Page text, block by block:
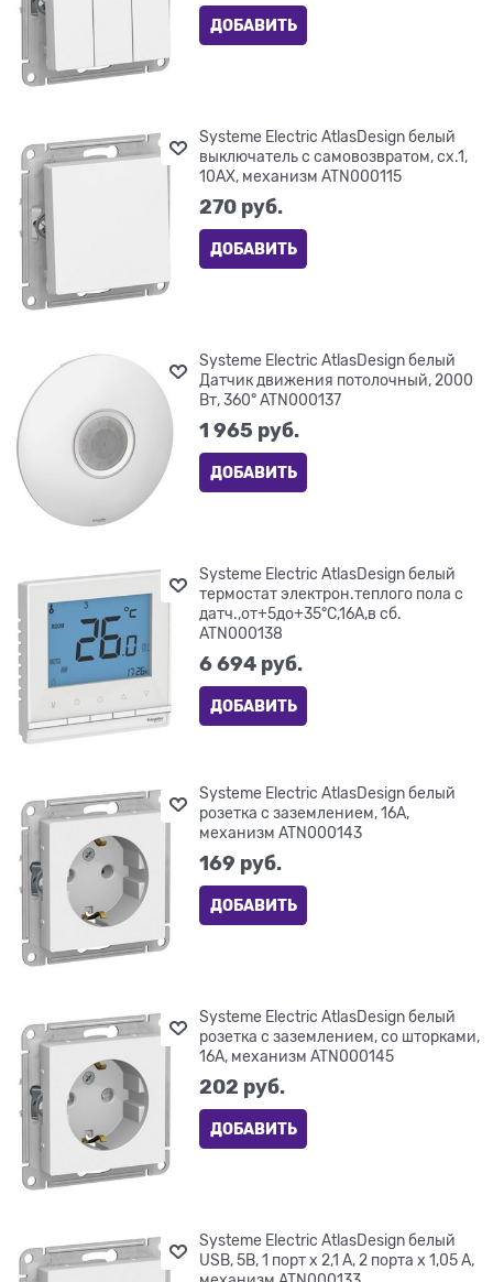
ДОБАВИТЬ
Systeme Electric AtlasDesign белый
выключатель с самовозвратом, сх.1,
10АХ, механизм ATN000115
270 руб.
ДОБАВИТЬ
Systeme Electric AtlasDesign белый
Датчик движения потолочный, 2000
Вт, 360° ATN000137
1 965 руб.
ДОБАВИТЬ
Systeme Electric AtlasDesign белый
термостат электрон.теплого пола с
датч.,от+5до+35°C,16A,в сб.
ATN000138
6 694 руб.
ДОБАВИТЬ
Systeme Electric AtlasDesign белый
розетка с заземлением, 16А,
механизм ATN000143
169 руб.
ДОБАВИТЬ
Systeme Electric AtlasDesign белый
розетка с заземлением, со шторками,
16А, механизм ATN000145
202 руб.
ДОБАВИТЬ
Systeme Electric AtlasDesign белый
USB, 5В, 1 порт x 2,1 А, 2 порта х 1,05 А,